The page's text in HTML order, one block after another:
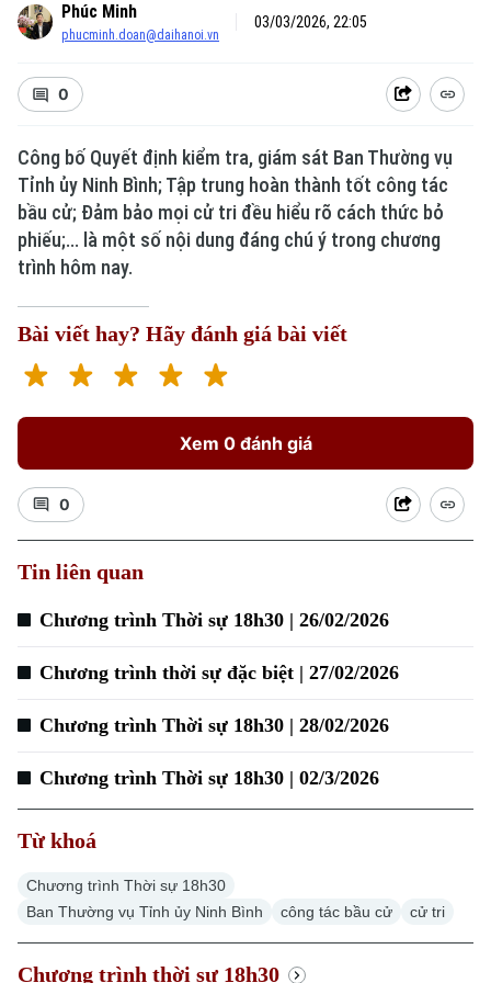
Xu hướng
Chuyên mục
Hà Nội
Hà Nội
Nhịp sống Hà Nội
Phúc Minh
phucminh.doan@daihanoi.vn
03/03/2026, 22:05
0
Công bố Quyết định kiểm tra, giám sát Ban Thường vụ
Tỉnh ủy Ninh Bình; Tập trung hoàn thành tốt công tác
bầu cử; Đảm bảo mọi cử tri đều hiểu rõ cách thức bỏ
phiếu;... là một số nội dung đáng chú ý trong chương
trình hôm nay.
Bài viết hay? Hãy đánh giá bài viết
Xem 0 đánh giá
0
Tin liên quan
Chương trình Thời sự 18h30 | 26/02/2026
Chương trình thời sự đặc biệt | 27/02/2026
Chương trình Thời sự 18h30 | 28/02/2026
Chương trình Thời sự 18h30 | 02/3/2026
Từ khoá
Chương trình Thời sự 18h30
Ban Thường vụ Tỉnh ủy Ninh Bình
công tác bầu cử cử tri
Chương trình thời sự 18h30